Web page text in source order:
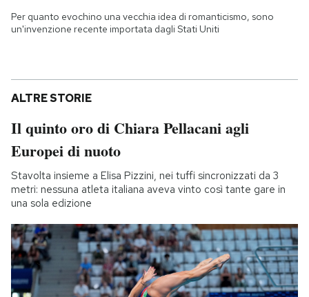
Per quanto evochino una vecchia idea di romanticismo, sono
un'invenzione recente importata dagli Stati Uniti
ALTRE STORIE
Il quinto oro di Chiara Pellacani agli
Europei di nuoto
Stavolta insieme a Elisa Pizzini, nei tuffi sincronizzati da 3
metri: nessuna atleta italiana aveva vinto così tante gare in
una sola edizione